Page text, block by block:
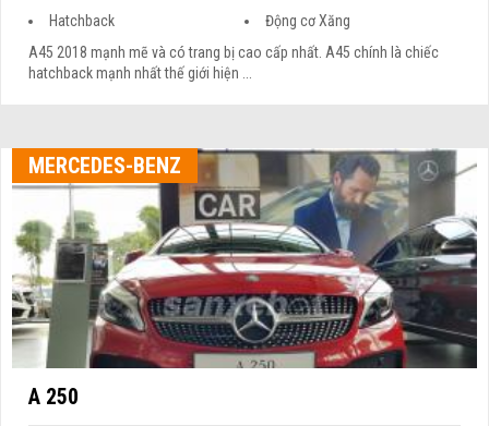
Hatchback
Động cơ Xăng
A45 2018 mạnh mẽ và có trang bị cao cấp nhất. A45 chính là chiếc
hatchback mạnh nhất thế giới hiện ...
MERCEDES-BENZ
A 250